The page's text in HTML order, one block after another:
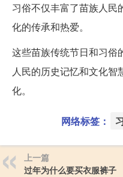
习俗不仅丰富了苗族人民
化的传承和热爱。
这些苗族传统节日和习俗
人民的历史记忆和文化智
化。
网络标签：
上一篇
过年为什么要买衣服裤子